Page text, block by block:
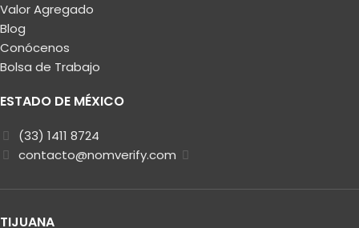
Valor Agregado
Blog
Conócenos
Bolsa de Trabajo
ESTADO DE MÉXICO
(33) 1411 8724
contacto@nomverify.com
TIJUANA